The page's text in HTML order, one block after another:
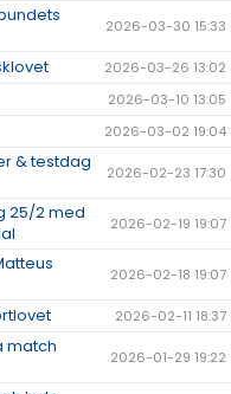
2026-03-30 15:33
2026-03-26 13:02
2026-03-10 13:05
2026-03-02 19:04
& testdag
2026-02-23 17:30
25/2 med
2026-02-19 19:07
2026-02-18 19:07
2026-02-11 18:37
match
2026-01-29 19:22